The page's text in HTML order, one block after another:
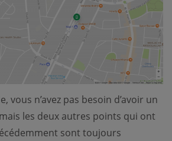
vous n’avez pas besoin d’avoir un
les deux autres points qui ont
sont toujours